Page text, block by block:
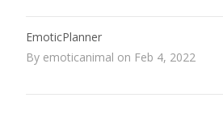
EmoticPlanner
By emoticanimal on Feb 4, 2022